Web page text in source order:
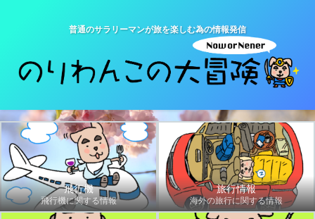
普通のサラリーマンが旅を楽しむ為の情報発信
飛行機
飛行機に関する情報
旅行情報
海外の旅行に関する情報